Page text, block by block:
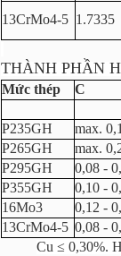
13CrMo4-5 1.7335
THÀNH PHẦN
Mức thép C
P235GH
max.
P265GH
max.
P295GH
0,08 -
P355GH
0,10 -
16Mo3
0,12 -
13CrMo4-5 0,08 -
Cu ≤ 0,30%.